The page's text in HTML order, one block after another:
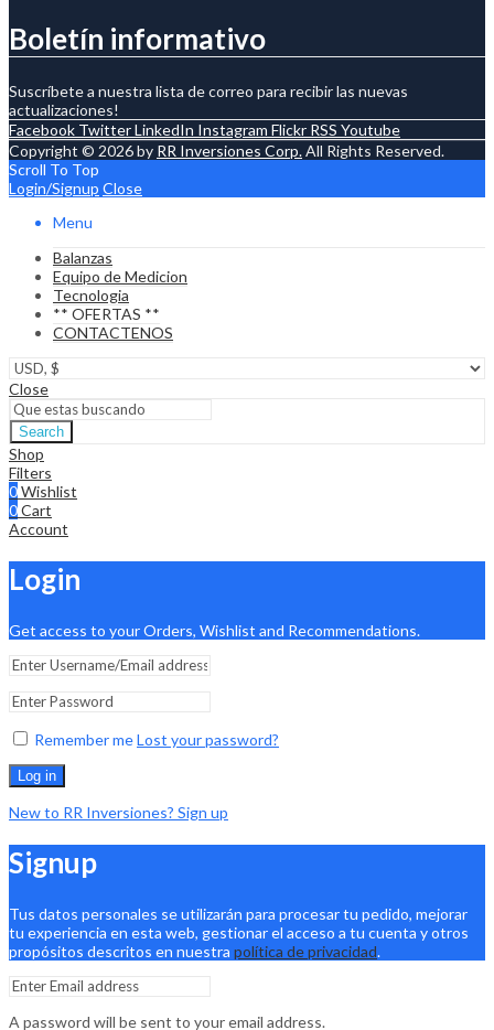
Boletín informativo
Suscríbete a nuestra lista de correo para recibir las nuevas
actualizaciones!
Facebook TwitterLinkedIn Instagram Flickr RSS Youtube
Copyright © 2026 by RR Inversiones Corp.All Rights Reserved.
Scroll To Top
Login/Signup Close
Menu
Balanzas
Equipo de Medicion
Tecnologia
** OFERTAS **
CONTACTENOS
Close
Search
Shop
Filters
0Wishlist
0Cart
Account
Login
Get access to your Orders, Wishlist and Recommendations.
Remember meLost your password?
Log in
New to RR Inversiones? Sign up
Signup
Tus datos personales se utilizarán para procesar tu pedido, mejorar
tu experiencia en esta web, gestionar el acceso a tu cuenta y otros
propósitos descritos en nuestra política de privacidad.
A password will be sent to your email address.